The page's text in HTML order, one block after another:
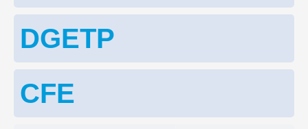
DGETP
CFE